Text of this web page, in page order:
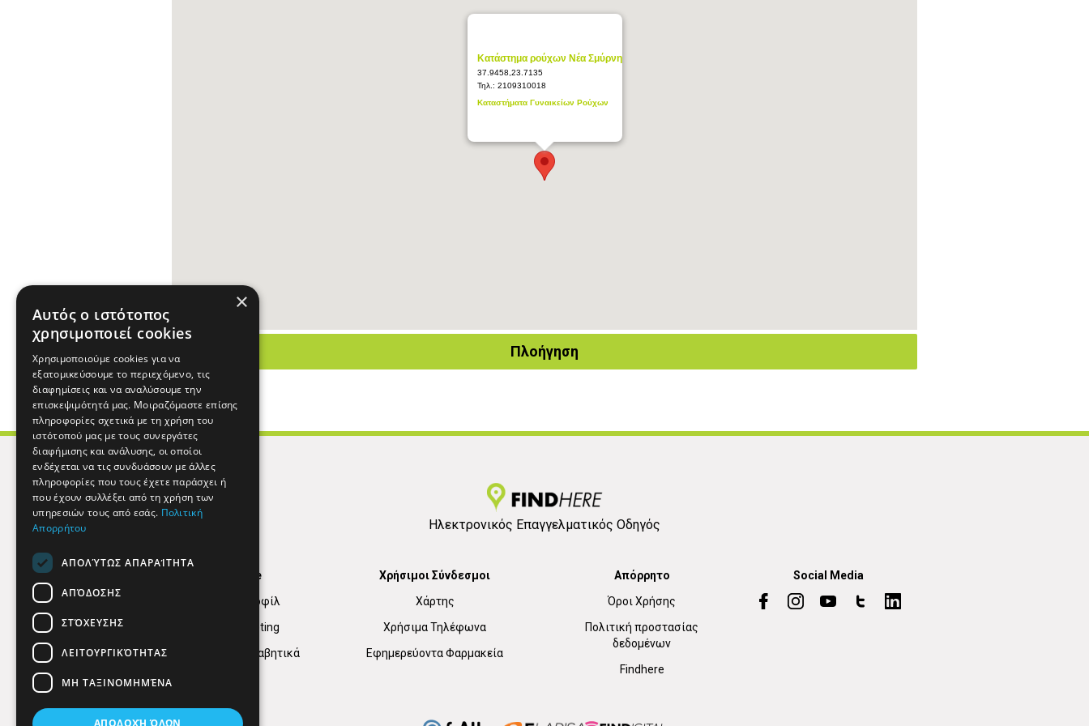
Κατάστημα ρούχων Νέα Σμύρνη
37.9458,23.7135
Τηλ.: 2109310018
Καταστήματα Γυναικείων Ρούχων
Πλοήγηση
Ηλεκτρονικός Επαγγελματικός Οδηγός
Find Here
Εταιρικό Προφίλ
Digital marketing
Κατηγορίες Αλφαβητικά
Χρήσιμοι Σύνδεσμοι
Χάρτης
Χρήσιμα Τηλέφωνα
Εφημερεύοντα Φαρμακεία
Απόρρητο
Όροι Χρήσης
Πολιτική προστασίας
δεδομένων
Findhere
Social Media
×
Αυτός ο ιστότοπος
χρησιμοποιεί cookies
Χρησιμοποιούμε cookies για να
εξατομικεύσουμε το περιεχόμενο, τις
διαφημίσεις και να αναλύσουμε την
επισκεψιμότητά μας. Μοιραζόμαστε επίσης
πληροφορίες σχετικά με τη χρήση του
ιστότοπού μας με τους συνεργάτες
διαφήμισης και ανάλυσης, οι οποίοι
ενδέχεται να τις συνδυάσουν με άλλες
πληροφορίες που τους έχετε παράσχει ή
που έχουν συλλέξει από τη χρήση των
υπηρεσιών τους από εσάς. Πολιτική
Απορρήτου
ΑΠΟΛΎΤΩΣ ΑΠΑΡΑΊΤΗΤΑ
ΑΠΌΔΟΣΗΣ
ΣΤΌΧΕΥΣΗΣ
ΛΕΙΤΟΥΡΓΙΚΌΤΗΤΑΣ
ΜΗ ΤΑΞΙΝΟΜΗΜΈΝΑ
ΑΠΟΔΟΧΉ ΌΛΩΝ